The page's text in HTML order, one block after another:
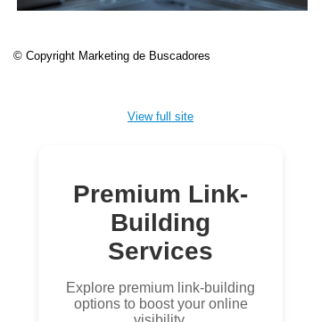
© Copyright Marketing de Buscadores
View full site
Premium Link-
Building
Services
Explore premium link-building
options to boost your online